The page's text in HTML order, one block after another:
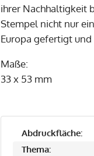
ihrer Nachhaltigkeit
Stempel nicht nur
Europa gefertigt
Maße:
33 x 53 mm
Abdruckfläche:
Thema: